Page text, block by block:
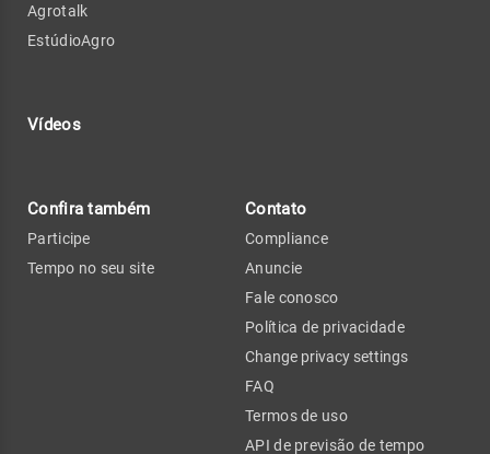
Agrotalk
EstúdioAgro
Vídeos
Confira também
Participe
Tempo no seu site
Contato
Compliance
Anuncie
Fale conosco
Política de privacidade
Change privacy settings
FAQ
Termos de uso
API de previsão de tempo